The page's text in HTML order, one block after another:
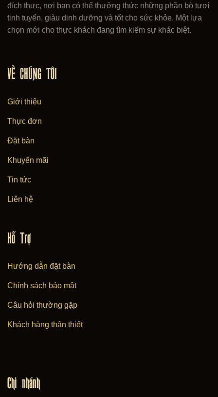
đích thực, nơi bạn có thể thưởng thức những phần bò tươi
tinh tuyển, giàu dinh dưỡng và tốt cho sức khỏe. Một lựa
chọn mới cho thực khách đang tìm kiếm sự khác biệt.
VỀ CHÚNG TÔI
Giới thiệu
Thực đơn
Đặt bàn
Khuyến mãi
Tin tức
Liên hệ
Hỗ Trợ
Hướng dẫn đặt bàn
Chính sách bảo mật
Câu hỏi thường gặp
Khách hàng thân thiết
Chi nhánh